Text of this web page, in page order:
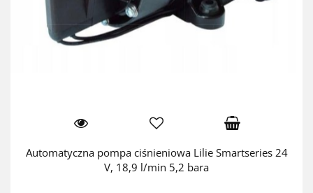
Automatyczna pompa ciśnieniowa Lilie Smartseries 24
V, 18,9 l/min 5,2 bara